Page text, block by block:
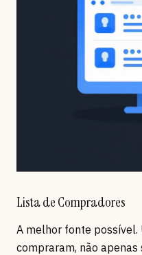
Lista de Compradores
A melhor fonte possível.
compraram, não apenas